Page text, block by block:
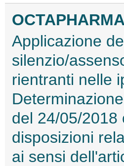
Applicazione
silenzio/
rientranti nelle
del 24/05/2018
disposizioni
ai sensi